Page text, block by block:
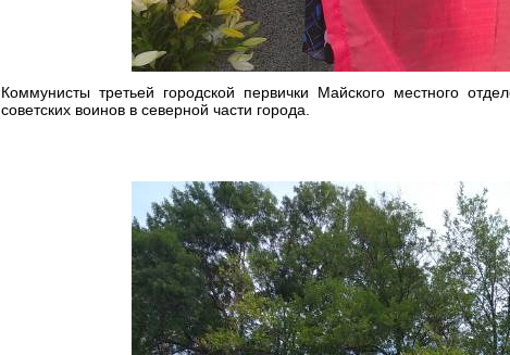
Коммунисты третьей городской первички Майского местного
советских воинов в северной части города.